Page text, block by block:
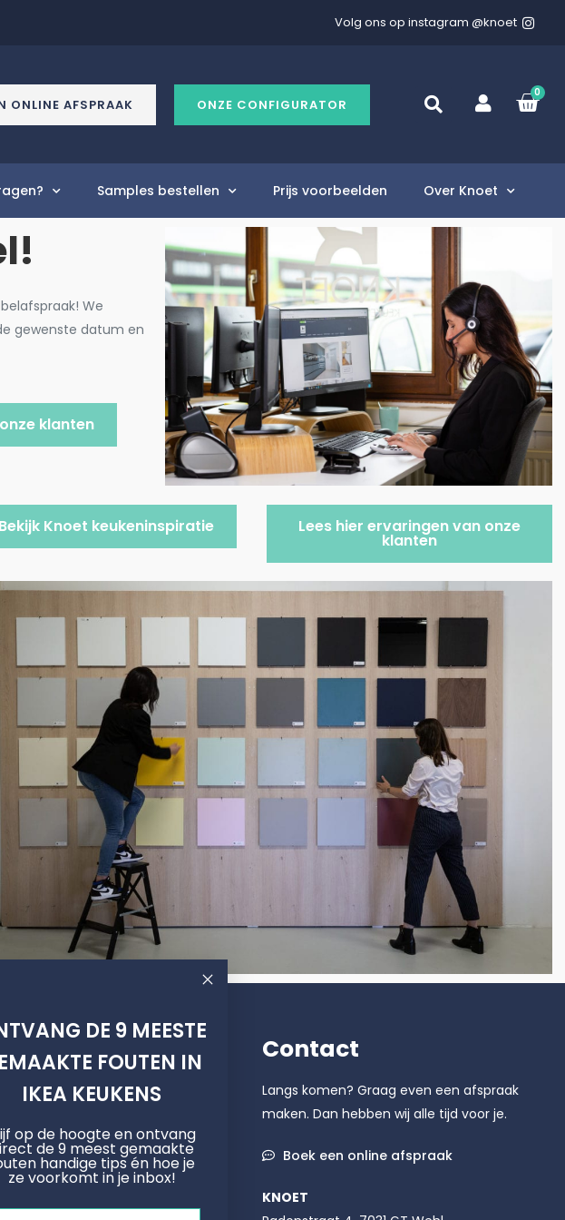
Volg ons op instagram @knoet
ONLINE AFSPRAAK ONZE CONFIGURATOR
0
Samples bestellen Prijs voorbeelden Over Knoet
We
gewenste datum en
klanten
Bekijk Knoet keukeninspiratie Lees hier ervaringen van onze
klanten
Fronten
Contact
Langs komen? Graag even een afspraak
maken. Dan hebben wij alle tijd voor je.
Boek een online afspraak
KNOET
DE 9 MEESTE
FOUTEN IN
IKEA KEUKENS
op de hoogte en ontvang
de 9 meest gemaakte
handige tips én hoe je
ze voorkomt in je inbox!